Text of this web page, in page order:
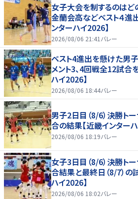
女子大会を制するのは
金蘭会高などベスト４進
ンターハイ2026】
2026/08/06 21:41 バレー
ベスト4進出を懸けた男
メント3、4回戦全12試合
ハイ2026】
2026/08/06 18:44バレー
男子2日目（8/6）決勝ト
合の結果【近畿インター
2026/08/06 18:19バレー
女子3日目（8/6）決勝ト
合結果と最終日（8/7）の
ハイ2026】
2026/08/06 18:02バレー